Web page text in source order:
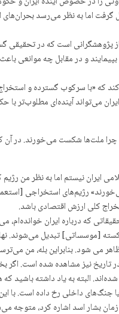
اما به نظر می‌رسد
است که در تحقیقی
و در مقابل چه موانعی
که «با سرکوب گسترده و
آینده‌ای مطلوب‌تر با
ملت‌ها شکست می‌خورند. در آن
ایران نیستم اما به نظر من
رژیم‌های استخراجی
کلی ارزش اقتصادی باشد.
که درباره ایران
[موسساتی] تبدیل می‌شوند.
شود. بنابراین بله، من
تاریخ نیز مشاهده شده است.
رژیم شده‌اند. البته به یاد
داخلی رخ داده است. با
بشار اسد اشاره کرد،